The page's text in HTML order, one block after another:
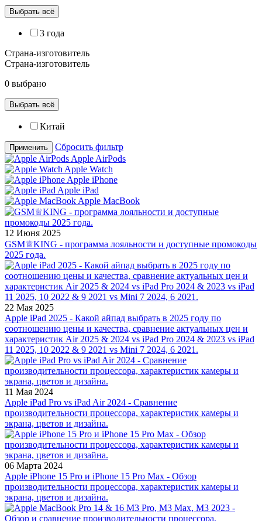
Выбрать всё
3 года
Страна-изготовитель
Страна-изготовитель
0 выбрано
Выбрать всё
Китай
Применить
Сбросить фильтр
Apple AirPods
Apple Watch
Apple iPhone
Apple iPad
Apple MacBook
12 Июня 2025
GSM♕KING - программа лояльности и доступные промокоды
2025 года.
22 Мая 2025
Apple iPad 2025 - Какой айпад выбрать в 2025 году по
соотношению цены и качества, сравнение актуальных цен и
характеристик Air 2025 & 2024 vs iPad Pro 2024 & 2023 vs iPad
11 2025, 10 2022 & 9 2021 vs Mini 7 2024, 6 2021.
11 Мая 2024
Apple iPad Pro vs iPad Air 2024 - Сравнение
производительности процессора, характеристик камеры и
экрана, цветов и дизайна.
06 Марта 2024
Apple iPhone 15 Pro и iPhone 15 Pro Max - Обзор
производительности процессора, характеристик камеры и
экрана, цветов и дизайна.